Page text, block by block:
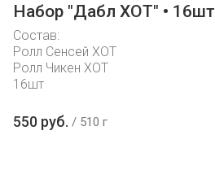
Набор "Дабл ХОТ" • 16шт
Состав:
Ролл Сенсей ХОТ
Ролл Чикен ХОТ
16шт
550 руб. 510 г